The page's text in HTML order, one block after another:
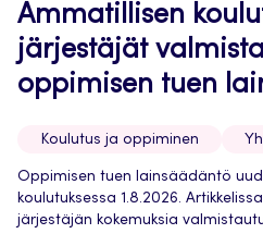
Ammatillisen
järjestäjät
oppimisen tuen
Koulutus ja oppiminen
Oppimisen tuen lainsäädäntö
koulutuksessa 1.8.2026.
järjestäjän kokemuksia